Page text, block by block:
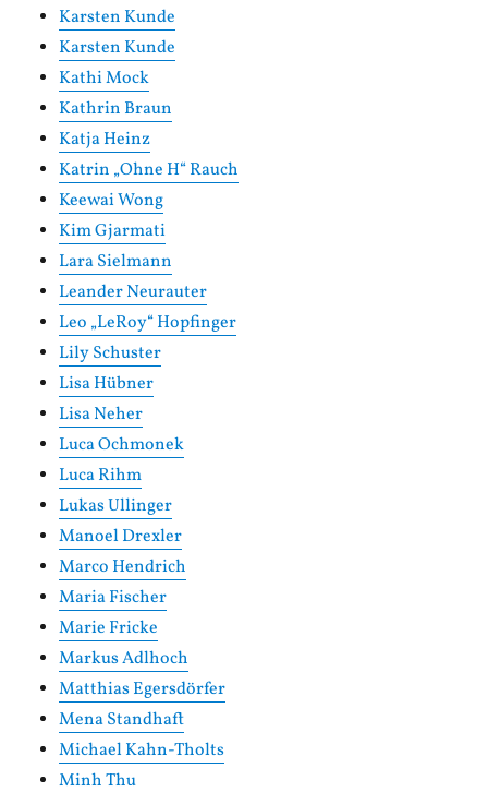
Karsten Kunde
Karsten Kunde
Kathi Mock
Kathrin Braun
Katja Heinz
Katrin „Ohne H“ Rauch
Keewai Wong
Kim Gjarmati
Lara Sielmann
Leander Neurauter
Leo „LeRoy“ Hopfinger
Lily Schuster
Lisa Hübner
Lisa Neher
Luca Ochmonek
Luca Rihm
Lukas Ullinger
Manoel Drexler
Marco Hendrich
Maria Fischer
Marie Fricke
Markus Adlhoch
Matthias Egersdörfer
Mena Standhaft
Michael Kahn-Tholts
Minh Thu